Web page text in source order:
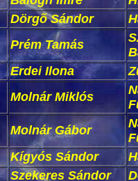
Dörgõ Sándor
Prém Tamás
Erdei Ilona
Molnár Miklós
Molnár Gábor
Kígyós Sándor
Szekeres Sándor